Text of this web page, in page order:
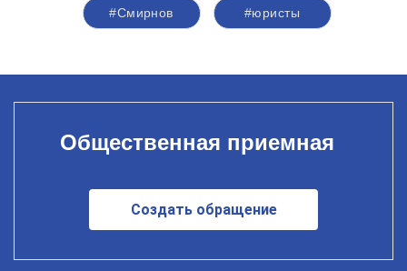
#Смирнов #юристы
Общественная приемная
Создать обращение